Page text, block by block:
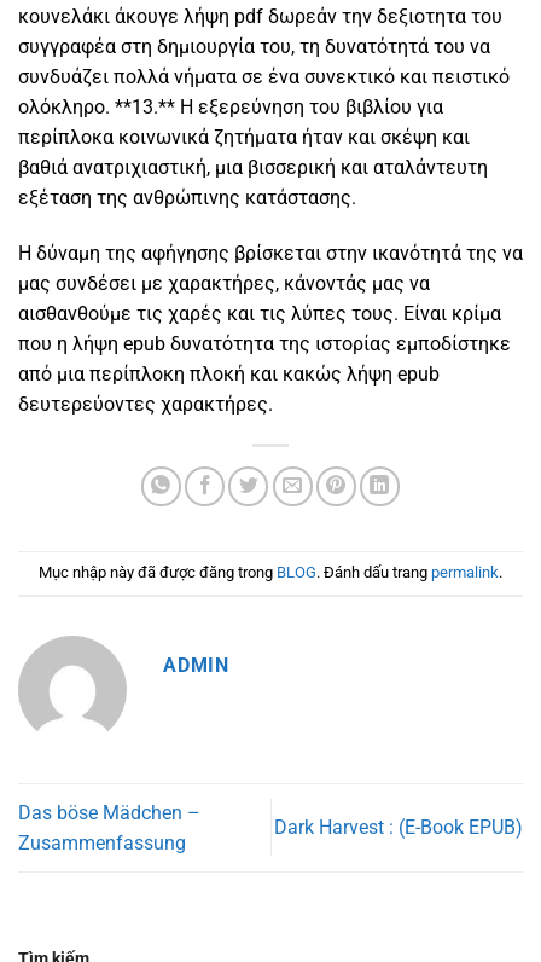
κουνελάκι άκουγε λήψη pdf δωρεάν την δεξιοτητα του
συγγραφέα στη δημιουργία του, τη δυνατότητά του να
συνδυάζει πολλά νήματα σε ένα συνεκτικό και πειστικό
ολόκληρο. **13.** Η εξερεύνηση του βιβλίου για
περίπλοκα κοινωνικά ζητήματα ήταν και σκέψη και
βαθιά ανατριχιαστική, μια βισσερική και αταλάντευτη
εξέταση της ανθρώπινης κατάστασης.
Η δύναμη της αφήγησης βρίσκεται στην ικανότητά της να
μας συνδέσει με χαρακτήρες, κάνοντάς μας να
αισθανθούμε τις χαρές και τις λύπες τους. Είναι κρίμα
που η λήψη epub δυνατότητα της ιστορίας εμποδίστηκε
από μια περίπλοκη πλοκή και κακώς λήψη epub
δευτερεύοντες χαρακτήρες.
Mục nhập này đã được đăng trong BLOG. Đánh dấu trang permalink.
ADMIN
Das böse Mädchen –
Zusammenfassung
Dark Harvest : (E-Book EPUB)